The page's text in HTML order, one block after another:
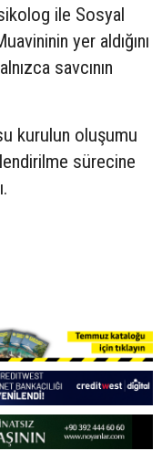
ile Sosyal
yer aldığını
savcının
kurulun oluşumu
sürecine